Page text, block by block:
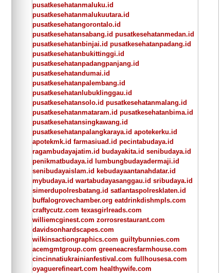
pusatkesehatanmaluku.id
pusatkesehatanmalukuutara.id
pusatkesehatangorontalo.id
pusatkesehatansabang.id pusatkesehatanmedan.id
pusatkesehatanbinjai.id pusatkesehatanpadang.id
pusatkesehatanbukittinggi.id
pusatkesehatanpadangpanjang.id
pusatkesehatandumai.id
pusatkesehatanpalembang.id
pusatkesehatanlubuklinggau.id
pusatkesehatansolo.id pusatkesehatanmalang.id
pusatkesehatanmataram.id pusatkesehatanbima.id
pusatkesehatansingkawang.id
pusatkesehatanpalangkaraya.id apotekerku.id
apotekmk.id farmasiuad.id pecintabudaya.id
ragambudayajatim.id budayakita.id senibudaya.id
penikmatbudaya.id lumbungbudayadermaji.id
senibudayaislam.id kebudayaantanahdatar.id
mybudaya.id wartabudayasanggau.id sribudaya.id
simerdupolresbatang.id satlantaspolresklaten.id
buffalogrovechamber.org eatdrinkdishmpls.com
craftycutz.com texasgirlreads.com
williemcginest.com zorrosrestaurant.com
davidsonhardscapes.com
wilkinsactiongraphics.com guiltybunnies.com
acemgmtgroup.com greeneacresfarmhouse.com
cincinnatiukrainianfestival.com fullhousesa.com
oyaguerefineart.com healthywife.com